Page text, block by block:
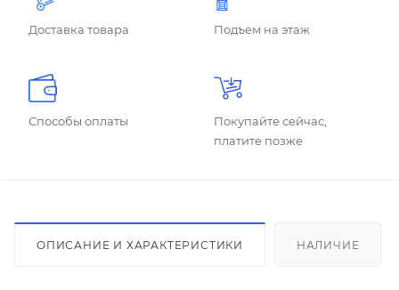
Доставка товара Подъем на этаж
Способы оплаты
Покупайте сейчас,
платите позже
ОПИСАНИЕ И ХАРАКТЕРИСТИКИ НАЛИЧИЕ